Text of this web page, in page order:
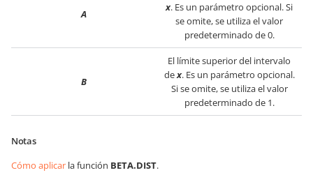
A
x. Es un parámetro opcional. Si
se omite, se utiliza el valor
predeterminado de 0.
B
El límite superior del intervalo
dex. Es un parámetro opcional.
Si se omite, se utiliza el valor
predeterminado de 1.
Notas
Cómo aplicar la función BETA.DIST.